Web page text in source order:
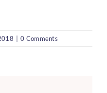
| 0 Comments